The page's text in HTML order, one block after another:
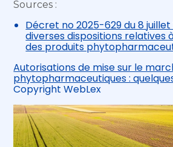
Sources :
Décret no 2025-629 du 8
diverses dispositions relatives
des produits
Autorisations de mise sur le
phytopharmaceutiques :
Copyright WebLex